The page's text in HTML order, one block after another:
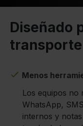
Diseñado
Menos
Los equipos no
WhatsApp,
internos y